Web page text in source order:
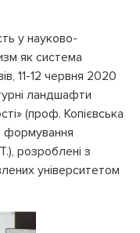
у науково-
як система
11-12 червня 2020
ландшафти
(проф. Копієвська
формування
розроблені з
університетом